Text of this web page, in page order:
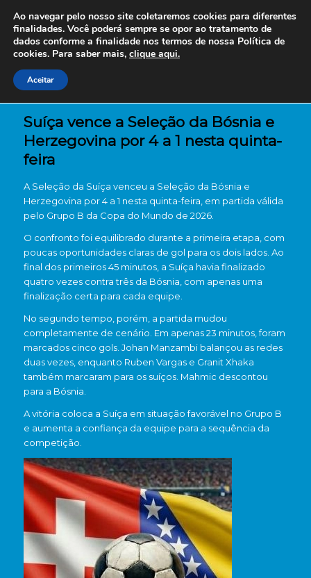
Suíça vence a Seleção da Bósnia e
Herzegovina por 4 a 1 nesta quinta-
feira
A Seleção da Suíça venceu a Seleção da Bósnia e
Herzegovina por 4 a 1 nesta quinta-feira, em partida válida
pelo Grupo B da Copa do Mundo de 2026.
O confronto foi equilibrado durante a primeira etapa, com
poucas oportunidades claras de gol para os dois lados. Ao
final dos primeiros 45 minutos, a Suíça havia finalizado
quatro vezes contra três da Bósnia, com apenas uma
finalização certa para cada equipe.
No segundo tempo, porém, a partida mudou
completamente de cenário. Em apenas 23 minutos, foram
marcados cinco gols. Johan Manzambi balançou as redes
duas vezes, enquanto Ruben Vargas e Granit Xhaka
também marcaram para os suíços. Mahmic descontou
para a Bósnia.
A vitória coloca a Suíça em situação favorável no Grupo B
e aumenta a confiança da equipe para a sequência da
competição.
Ao navegar pelo nosso site coletaremos cookies para diferentes
finalidades. Você poderá sempre se opor ao tratamento de
dados conforme a finalidade nos termos de nossa Política de
cookies. Para saber mais, clique aqui.
Aceitar